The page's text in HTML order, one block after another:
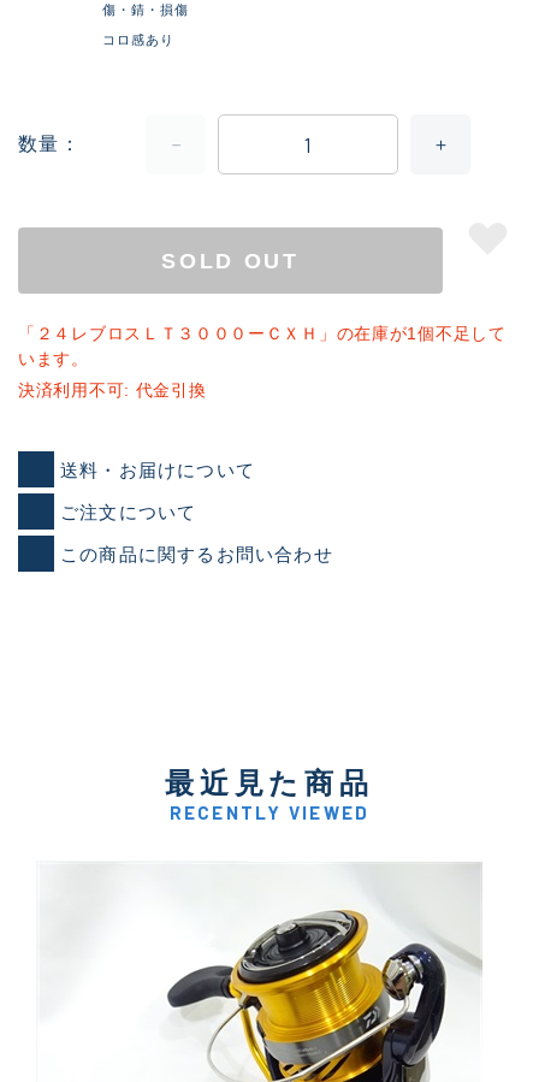
傷・錆・損傷
コロ感あり
数量
SOLD OUT
「２４レブロスＬＴ３０００ーＣＸＨ」の在庫が1個不足して
います。
決済利用不可: 代金引換
送料・お届けについて
ご注文について
この商品に関するお問い合わせ
最近見た商品
RECENTLY VIEWED